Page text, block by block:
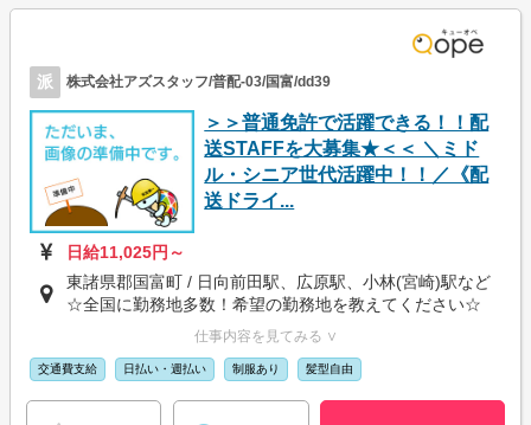
派 株式会社アズスタッフ/普配-03/国富/dd39
＞＞普通免許で活躍できる！！配
送STAFFを大募集★＜＜ ＼ミド
ル・シニア世代活躍中！！／《配
送ドライ...
日給11,025円～
東諸県郡国富町 / 日向前田駅、広原駅、小林(宮崎)駅など
☆全国に勤務地多数！希望の勤務地を教えてください☆
仕事内容を見てみる ∨
交通費支給 日払い・週払い 制服あり 髪型自由